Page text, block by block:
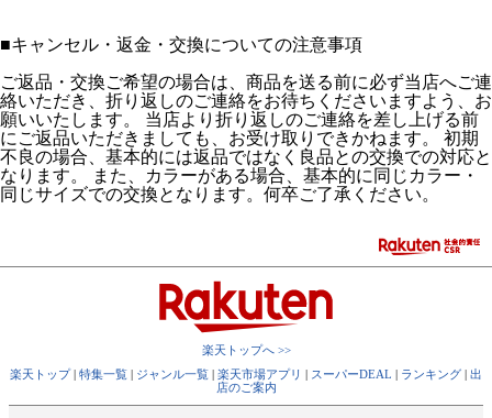
■キャンセル・返金・交換についての注意事項
ご返品・交換ご希望の場合は、商品を送る前に必ず当店へご連
絡いただき、折り返しのご連絡をお待ちくださいますよう、お
願いいたします。 当店より折り返しのご連絡を差し上げる前
にご返品いただきましても、お受け取りできかねます。 初期
不良の場合、基本的には返品ではなく良品との交換での対応と
なります。 また、カラーがある場合、基本的に同じカラー・
同じサイズでの交換となります。何卒ご了承ください。
楽天トップへ >>
楽天トップ
特集一覧 ジャンル一覧 楽天市場アプリ スーパーDEAL ランキング
出
店のご案内